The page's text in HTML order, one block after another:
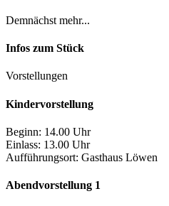
Demnächst mehr...
Infos zum Stück
Vorstellungen
Kindervorstellung
Beginn: 14.00 Uhr
Einlass: 13.00 Uhr
Aufführungsort: Gasthaus Löwen
Abendvorstellung 1